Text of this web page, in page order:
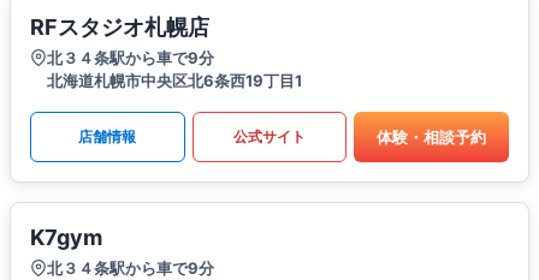
RFスタジオ札幌店
北３４条駅から車で9分
北海道札幌市中央区北6条西19丁目1
店舗情報 公式サイト 体験・相談予約
K7gym
北３４条駅から車で9分